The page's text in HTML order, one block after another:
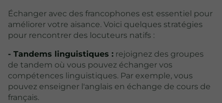
Échanger avec des francophones est essentiel pour
améliorer votre aisance. Voici quelques stratégies
pour rencontrer des locuteurs natifs :
- Tandems linguistiques : rejoignez des groupes
de tandem où vous pouvez échanger vos
compétences linguistiques. Par exemple, vous
pouvez enseigner l'anglais en échange de cours de
français.